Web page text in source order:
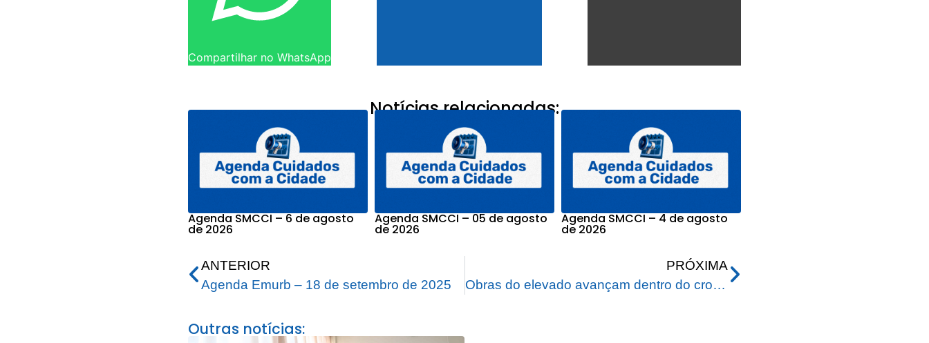
Compartilhar no WhatsApp
Notícias relacionadas:
Agenda SMCCI – 6 de agosto
de 2026
Agenda SMCCI – 05 de agosto
de 2026
Agenda SMCCI – 4 de agosto
de 2026
ANTERIOR
Agenda Emurb – 18 de setembro de 2025
PRÓXIMA
Obras do elevado avançam dentro do cronograma e devem ser concluídas ainda este ano
Outras notícias: